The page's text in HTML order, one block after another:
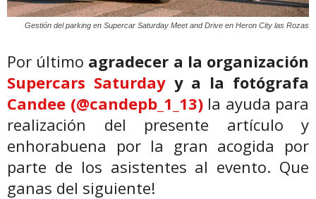
Gestión del parking en Supercar Saturday Meet and Drive en Heron City las Rozas
Por último agradecer a la organización
Supercars Saturdayy a la fotógrafa
Candee (@candepb_1_13) la ayuda para
realización del presente artículo y
enhorabuena por la gran acogida por
parte de los asistentes al evento. Que
ganas del siguiente!